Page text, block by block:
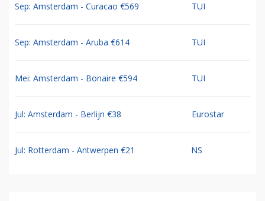
Sep: Amsterdam - Curacao €569 TUI
Sep: Amsterdam - Aruba €614 TUI
Mei: Amsterdam - Bonaire €594 TUI
Jul: Amsterdam - Berlijn €38 Eurostar
Jul: Rotterdam - Antwerpen €21 NS